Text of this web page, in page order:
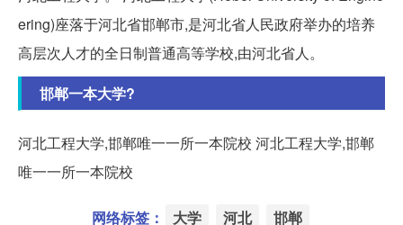
ering)座落于河北省邯郸市,是河北省人民政府举办的培养
高层次人才的全日制普通高等学校,由河北省人。
邯郸一本大学?
河北工程大学,邯郸唯一一所一本院校 河北工程大学,邯郸
唯一一所一本院校
网络标签： 大学 河北 邯郸